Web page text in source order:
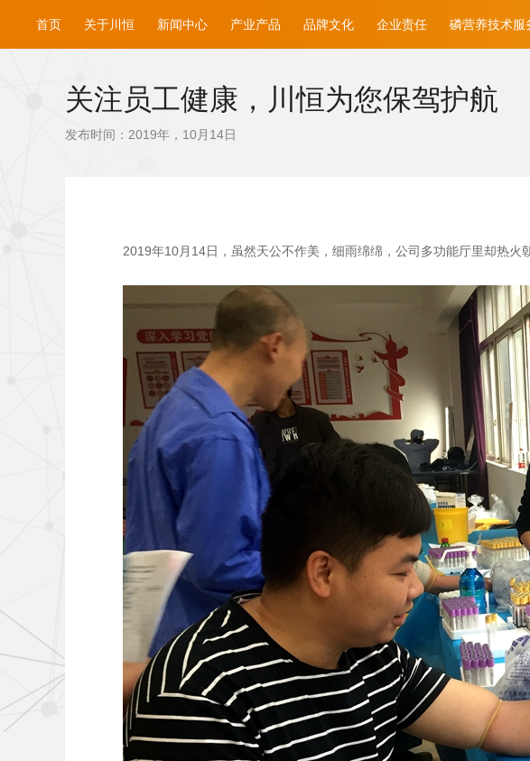
首页 关于川恒 新闻中心 产业产品 品牌文化 企业责任 磷营养技术服
关注员工健康，川恒为您保驾护航
发布时间：2019年，10月14日
2019年10月14日，虽然天公不作美，细雨绵绵，公司多功能厅里却热